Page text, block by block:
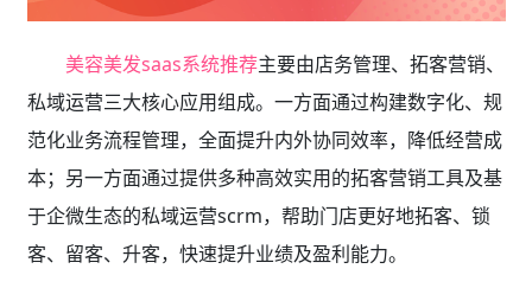
美容美发saas系统推荐主要由店务管理、拓客营销、
私域运营三大核心应用组成。一方面通过构建数字化、规
范化业务流程管理，全面提升内外协同效率，降低经营成
本；另一方面通过提供多种高效实用的拓客营销工具及基
于企微生态的私域运营scrm，帮助门店更好地拓客、锁
客、留客、升客，快速提升业绩及盈利能力。